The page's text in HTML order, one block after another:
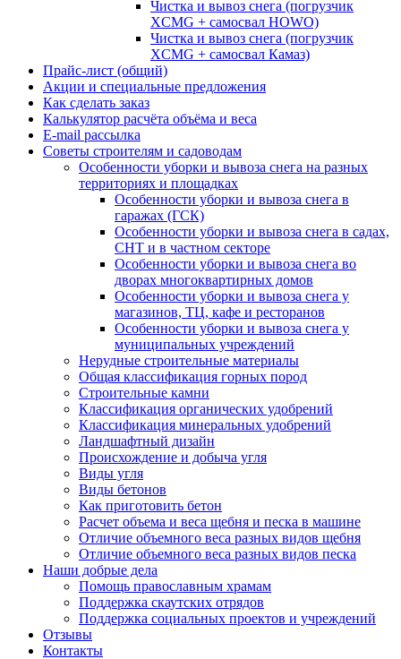
Чистка и вывоз снега (погрузчик
XCMG + самосвал HOWO)
Чистка и вывоз снега (погрузчик
XCMG + самосвал Камаз)
Прайс-лист (общий)
Акции и специальные предложения
Как сделать заказ
Калькулятор расчёта объёма и веса
E-mail рассылка
Советы строителям и садоводам
Особенности уборки и вывоза снега на разных
территориях и площадках
Особенности уборки и вывоза снега в
гаражах (ГСК)
Особенности уборки и вывоза снега в садах,
СНТ и в частном секторе
Особенности уборки и вывоза снега во
дворах многоквартирных домов
Особенности уборки и вывоза снега у
магазинов, ТЦ, кафе и ресторанов
Особенности уборки и вывоза снега у
муниципальных учреждений
Нерудные строительные материалы
Общая классификация горных пород
Строительные камни
Классификация органических удобрений
Классификация минеральных удобрений
Ландшафтный дизайн
Происхождение и добыча угля
Виды угля
Виды бетонов
Как приготовить бетон
Расчет объема и веса щебня и песка в машине
Отличие объемного веса разных видов щебня
Отличие объемного веса разных видов песка
Наши добрые дела
Помощь православным храмам
Поддержка скаутских отрядов
Поддержка социальных проектов и учреждений
Отзывы
Контакты